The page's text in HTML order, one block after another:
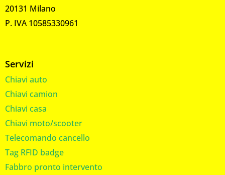
20131 Milano
P. IVA 10585330961
Servizi
Chiavi auto
Chiavi camion
Chiavi casa
Chiavi moto/scooter
Telecomando cancello
Tag RFID badge
Fabbro pronto intervento